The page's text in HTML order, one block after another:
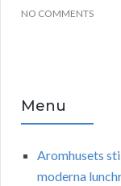
NO COMMENTS
Menu
Aromhusets
moderna